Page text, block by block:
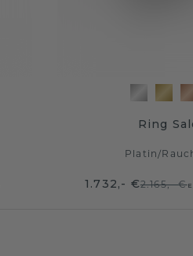
Ring
Platin /
1.732,- €2.165,- €